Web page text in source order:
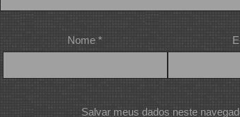
Nome*
Salvar meus dados neste